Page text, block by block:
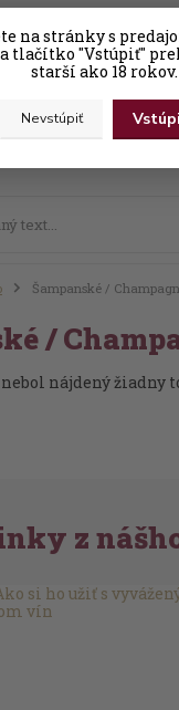
na stránky s
"Vstúpiť"
starší ako 18 rokov.
Nevstúpiť
8
Šampanské /
/
nájdený žiadny
z